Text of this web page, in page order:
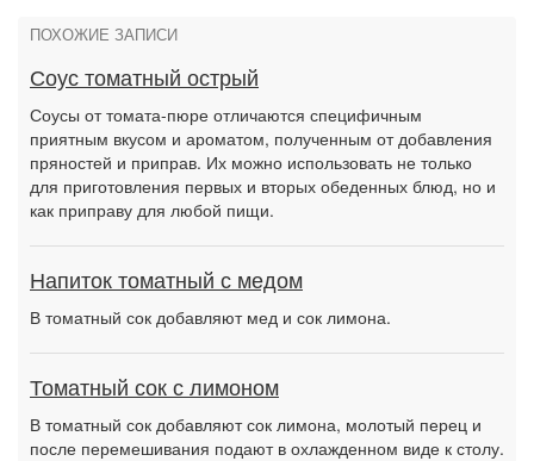
ПОХОЖИЕ ЗАПИСИ
Соус томатный острый
Соусы от томата-пюре отличаются специфичным
приятным вкусом и ароматом, полученным от добавления
пряностей и приправ. Их можно использовать не только
для приготовления первых и вторых обеденных блюд, но и
как приправу для любой пищи.
Напиток томатный с медом
В томатный сок добавляют мед и сок лимона.
Томатный сок с лимоном
В томатный сок добавляют сок лимона, молотый перец и
после перемешивания подают в охлажденном виде к столу.